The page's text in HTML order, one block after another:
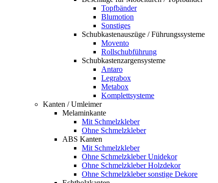
Topfbänder
Blumotion
Sonstiges
Schubkastenauszüge / Führungssysteme
Movento
Rollschubführung
Schubkastenzargensysteme
Antaro
Legrabox
Metabox
Komplettsysteme
Kanten / Umleimer
Melaminkante
Mit Schmelzkleber
Ohne Schmelzkleber
ABS Kanten
Mit Schmelzkleber
Ohne Schmelzkleber Unidekor
Ohne Schmelzkleber Holzdekor
Ohne Schmelzkleber sonstige Dekore